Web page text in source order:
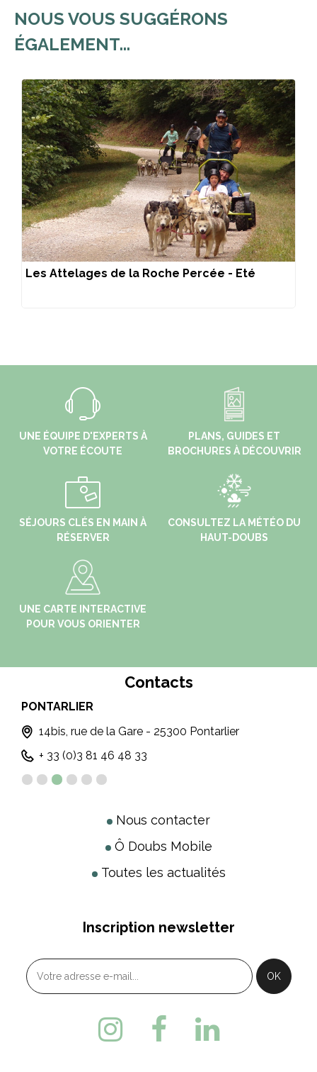
NOUS VOUS SUGGÉRONS
ÉGALEMENT...
Les Attelages de la Roche Percée - Eté
UNE ÉQUIPE D'EXPERTS À
VOTRE ÉCOUTE
PLANS, GUIDES ET
BROCHURES À DÉCOUVRIR
SÉJOURS CLÉS EN MAIN À
RÉSERVER
CONSULTEZ LA MÉTÉO DU
HAUT-DOUBS
UNE CARTE INTERACTIVE
POUR VOUS ORIENTER
Contacts
PONTARLIER
14bis, rue de la Gare - 25300 Pontarlier
+ 33 (0)3 81 46 48 33
Nous contacter
Ô Doubs Mobile
Toutes les actualités
Inscription newsletter